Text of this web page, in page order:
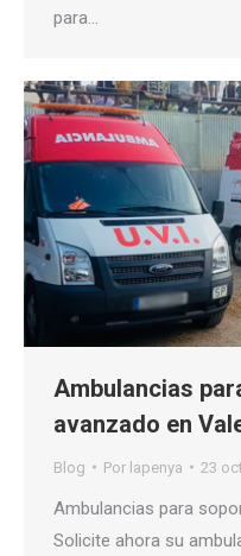
para…
Ambulancias
avanzado en
Blog Por lapenya 23
Ambulancias para
Solicite ahora su